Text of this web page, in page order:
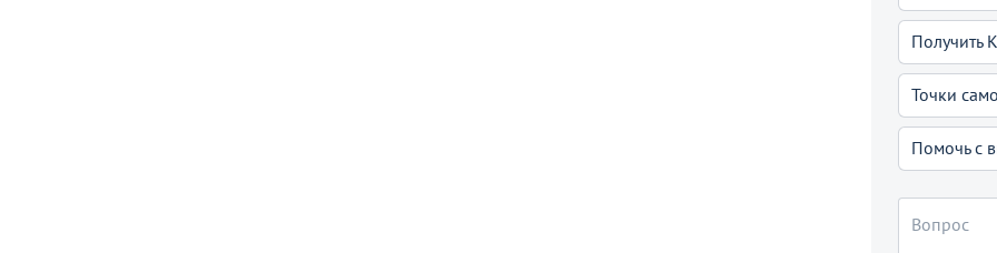
Получить
Точки
Помочь с